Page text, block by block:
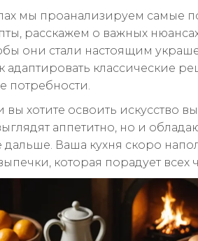
мы проанализируем самые
расскажем о важных
они стали настоящим
адаптировать классические
потребности.
вы хотите освоить искусство
аппетитно, но и
дальше. Ваша кухня скоро
которая порадует всех